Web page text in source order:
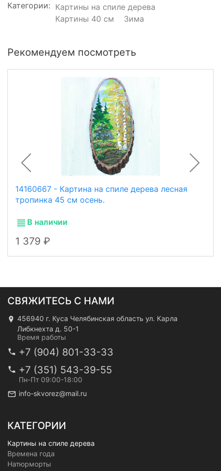
Категории: Картины на спиле дерева
Картины 40 см
Зима
Рекомендуем посмотреть
14160667 - Картина на спиле дерева лесная
тропинка 45 см осень.
В наличии
1 379
СВЯЖИТЕСЬ С НАМИ
456940 г. Куса Челябинская область ул. Карла
Либкнехта д. 50-1
Время работы
+7 (904) 801-33-33
+7 (351) 543-39-55
Пн-Пт 09:00-18:00
info-skvorez@mail.ru
КАТЕГОРИИ
Картины на спиле дерева
Времена года
Натюрморты